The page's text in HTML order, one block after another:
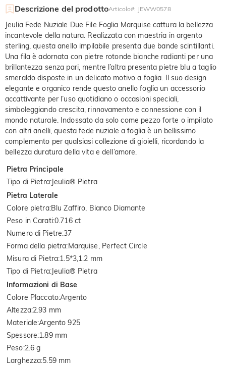
Descrizione del prodottoArticolo#: JEWW0578
Jeulia Fede Nuziale Due File Foglia Marquise cattura la bellezza
incantevole della natura. Realizzata con maestria in argento
sterling, questa anello impilabile presenta due bande scintillanti.
Una fila è adornata con pietre rotonde bianche radianti per una
brillantezza senza pari, mentre l’altra presenta pietre blu a taglio
smeraldo disposte in un delicato motivo a foglia. Il suo design
elegante e organico rende questo anello foglia un accessorio
accattivante per l’uso quotidiano o occasioni speciali,
simboleggiando crescita, rinnovamento e connessione con il
mondo naturale. Indossato da solo come pezzo forte o impilato
con altri anelli, questa fede nuziale a foglia è un bellissimo
complemento per qualsiasi collezione di gioielli, ricordando la
bellezza duratura della vita e dell’amore.
Pietra Principale
Tipo di Pietra:Jeulia® Pietra
Pietra Laterale
Colore pietra:Blu Zaffiro, Bianco Diamante
Peso in Carati:0.716 ct
Numero di Pietre:37
Forma della pietra:Marquise, Perfect Circle
Misura di Pietra:1.5*3,1.2 mm
Tipo di Pietra:Jeulia® Pietra
Informazioni di Base
Colore Placcato:Argento
Altezza:2.93 mm
Materiale:Argento 925
Spessore:1.89 mm
Peso:2.6 g
Larghezza:5.59 mm